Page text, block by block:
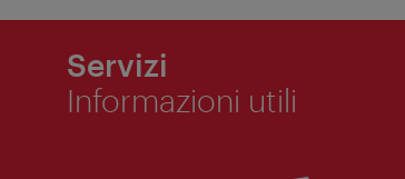
Servizi
Informazioni utili